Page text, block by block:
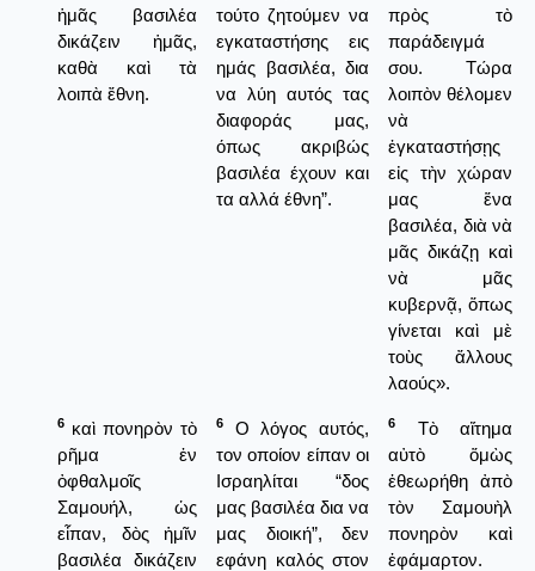
ἡμᾶς βασιλέα
δικάζειν ἡμᾶς,
καθὰ καὶ τὰ
λοιπὰ ἔθνη.
τούτο ζητούμεν να
εγκαταστήσης εις
ημάς βασιλέα, δια
να λύη αυτός τας
διαφοράς μας,
όπως ακριβώς
βασιλέα έχουν και
τα αλλά έθνη”.
πρὸς τὸ
παράδειγμά
σου. Τώρα
λοιπὸν θέλομεν
νὰ
ἐγκαταστήσῃς
εἰς τὴν χώραν
μας ἕνα
βασιλέα, διὰ νὰ
μᾶς δικάζῃ καὶ
νὰ μᾶς
κυβερνᾷ, ὅπως
γίνεται καὶ μὲ
τοὺς ἄλλους
λαούς».
6 καὶ πονηρὸν τὸ
ρῆμα ἐν
ὀφθαλμοῖς
Σαμουήλ, ὡς
εἶπαν, δὸς ἡμῖν
βασιλέα δικάζειν
6
Ο λόγος αυτός,
τον οποίον είπαν οι
Ισραηλίται “δος
μας βασιλέα δια να
μας διοική”, δεν
εφάνη καλός στον
6
Τὸ αἴτημα
αὐτὸ ὅμὼς
ἐθεωρήθη ἀπὸ
τὸν Σαμουὴλ
πονηρὸν καὶ
ἐφάμαρτον.